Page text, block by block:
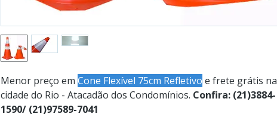
Menor preço em Cone Flexível 75cm Refletivo e frete grátis na
cidade do Rio - Atacadão dos Condomínios. Confira: (21)3884-
1590/ (21)97589-7041